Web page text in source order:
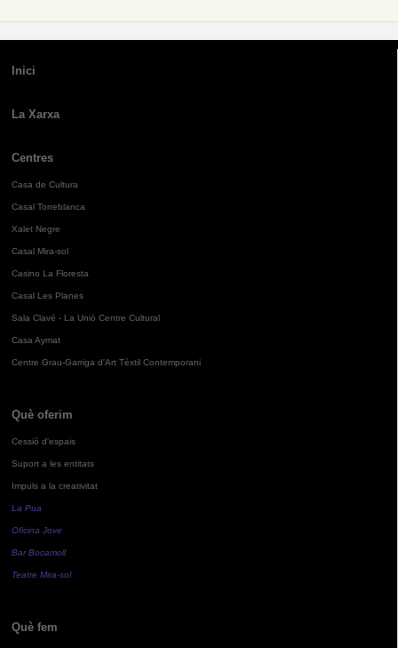
Inici
La Xarxa
Centres
Casa de Cultura
Casal Torreblanca
Xalet Negre
Casal Mira-sol
Casino La Floresta
Casal Les Planes
Sala Clavé - La Unió Centre Cultural
Casa Aymat
Centre Grau-Garriga d'Art Tèxtil Contemporani
Què oferim
Cessió d'espais
Suport a les entitats
Impuls a la creativitat
La Pua
Oficina Jove
Bar Bocamoll
Teatre Mira-sol
Què fem